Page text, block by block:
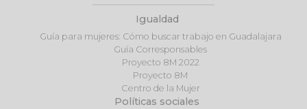
Igualdad
Guía para mujeres: Cómo buscar trabajo en Guadalajara
Guía Corresponsables
Proyecto 8M 2022
Proyecto 8M
Centro de la Mujer
Políticas sociales